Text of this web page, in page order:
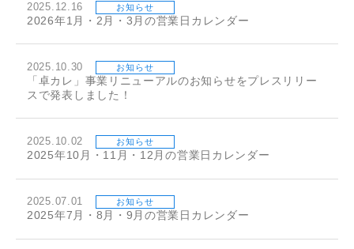
2025.12.16 お知らせ
2026年1月・2月・3月の営業日カレンダー
2025.10.30 お知らせ
「卓カレ」事業リニューアルのお知らせをプレスリリー
スで発表しました！
2025.10.02 お知らせ
2025年10月・11月・12月の営業日カレンダー
2025.07.01 お知らせ
2025年7月・8月・9月の営業日カレンダー